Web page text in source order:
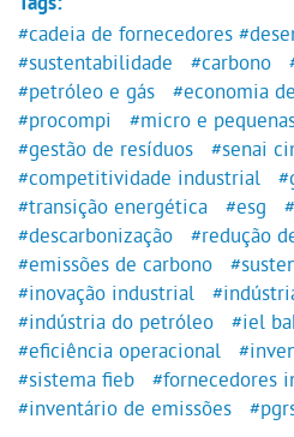
Tags:
#cadeia de fornecedores
#sustentabilidade
#carbono
#petróleo e gás
#economia
#procompi
#micro e
#gestão de resíduos
#senai
#competitividade industrial
#transição energética
#esg
#descarbonização
#redução
#emissões de carbono
#inovação industrial
#indústria do petróleo
#iel
#eficiência operacional
#sistema fieb
#fornecedores
#inventário de emissões